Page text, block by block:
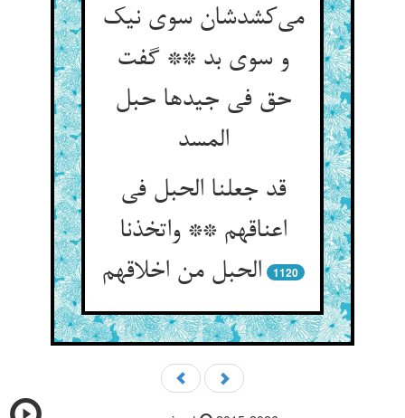
می‌کشدشان سوی نیک
و سوی بد ** گفت
حق فی جیدها حبل
المسد
قد جعلنا الحبل فی
اعناقهم ** واتخذنا
الحبل من اخلاقهم
1120